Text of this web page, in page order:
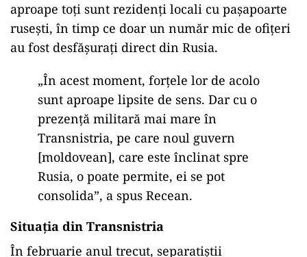
aproape toți sunt rezidenți locali cu pașapoarte
rusești, în timp ce doar un număr mic de ofițeri
au fost desfășurați direct din Rusia.
„În acest moment, forțele lor de acolo
sunt aproape lipsite de sens. Dar cu o
prezență militară mai mare în
Transnistria, pe care noul guvern
[moldovean], care este înclinat spre
Rusia, o poate permite, ei se pot
consolida”, a spus Recean.
Situația din Transnistria
În februarie anul trecut, separatiștii